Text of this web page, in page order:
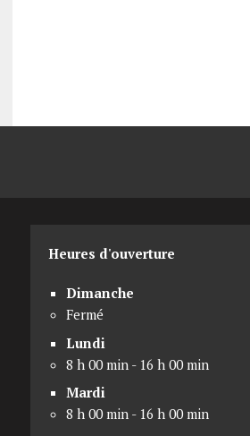
Heures d'ouverture
Dimanche
Fermé
Lundi
8 h 00 min - 16 h 00 min
Mardi
8 h 00 min - 16 h 00 min